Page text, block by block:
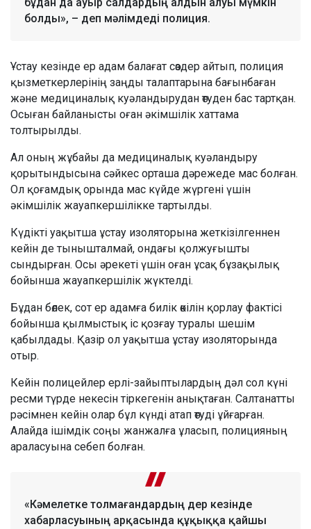
бұдан да ауыр салдардың алдын алуы мүмкін
болды», – деп мәлімдеді полиция.
Ұстау кезінде ер адам балағат сөздер айтып, полиция
қызметкерлерінің заңды талаптарына бағынбаған
және медициналық куәландырудан өтуден бас тартқан.
Осыған байланысты оған әкімшілік хаттама
толтырылды.
Ал оның жұбайы да медициналық куәландыру
қорытындысына сәйкес орташа дәрежеде мас болған.
Ол қоғамдық орында мас күйде жүргені үшін
әкімшілік жауапкершілікке тартылды.
Күдікті уақытша ұстау изоляторына жеткізілгеннен
кейін де тынышталмай, ондағы қолжуғышты
сындырған. Осы әрекеті үшін оған ұсақ бұзақылық
бойынша жауапкершілік жүктелді.
Бұдан бөлек, сот ер адамға билік өкілін қорлау фактісі
бойынша қылмыстық іс қозғау туралы шешім
қабылдады. Қазір ол уақытша ұстау изоляторында
отыр.
Кейін полицейлер ерлі-зайыптылардың дәл сол күні
ресми түрде некесін тіркегенін анықтаған. Салтанатты
рәсімнен кейін олар бұл күнді атап өтуді ұйғарған.
Алайда ішімдік соңы жанжалға ұласып, полицияның
араласуына себеп болған.
«Кәмелетке толмағандардың дер кезінде
хабарласуының арқасында құқыққа қайшы